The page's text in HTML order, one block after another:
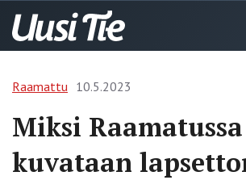
Raamattu 10.5.2023
Miksi Raamatussa
kuvataan